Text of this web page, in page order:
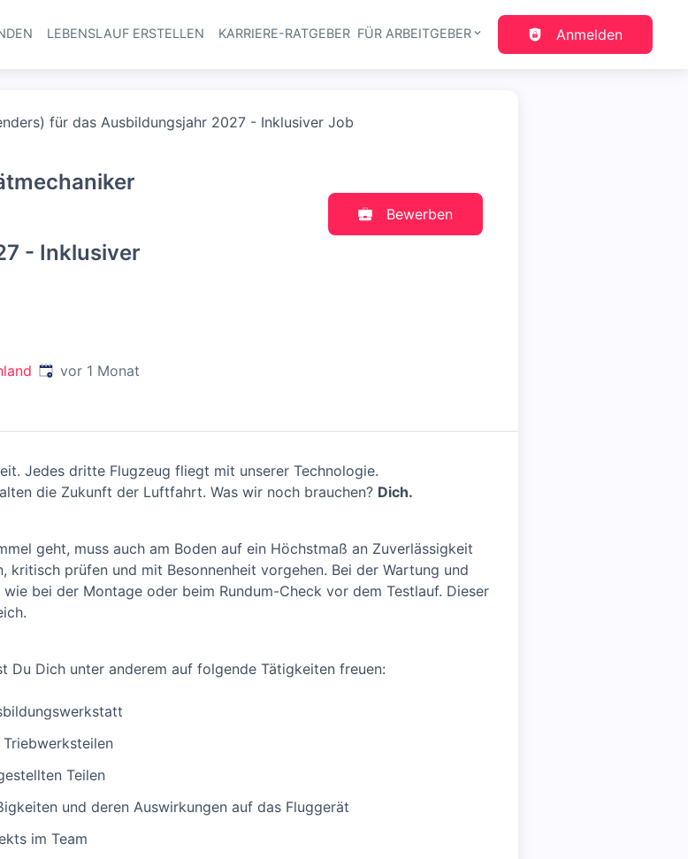
Haupt-Navigation
LEBENSLAUF ERSTELLEN KARRIERE-RATGEBER FÜR ARBEITGEBER Anmelden
für das Ausbildungsjahr 2027 - Inklusiver Job
- Inklusiver
Veröffentlicht:
vor 1 Monat
Bewerben
Jedes dritte Flugzeug fliegt mit unserer Technologie.
die Zukunft der Luftfahrt. Was wir noch brauchen? Dich.
geht, muss auch am Boden auf ein Höchstmaß an Zuverlässigkeit
prüfen und mit Besonnenheit vorgehen. Bei der Wartung und
bei der Montage oder beim Rundum-Check vor dem Testlauf. Dieser
Du Dich unter anderem auf folgende Tätigkeiten freuen:
Teilen
und deren Auswirkungen auf das Fluggerät
im Team